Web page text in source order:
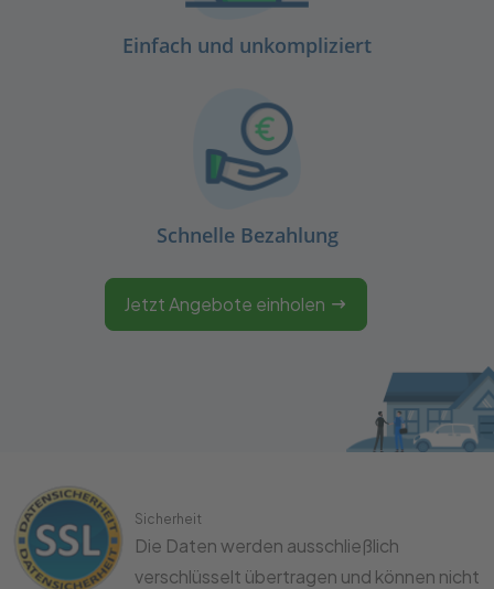
Einfach und unkompliziert
Schnelle Bezahlung
Jetzt Angebote einholen
Sicherheit
Die Daten werden ausschließlich
verschlüsselt übertragen und können nicht